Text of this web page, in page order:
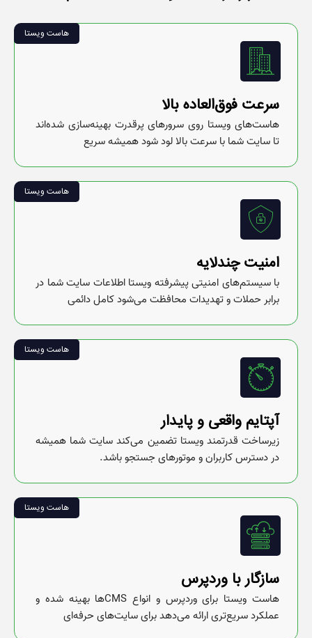
سرعت فوق‌العاده بالا
هاست‌های ویستا روی سرورهای پرقدرت بهینه‌سازی شده‌اند
تا سایت شما با سرعت بالا لود شود همیشه سریع
هاست ویستا
امنیت چندلایه
با سیستم‌های امنیتی پیشرفته ویستا اطلاعات سایت شما در
برابر حملات و تهدیدات محافظت می‌شود کامل دائمی
هاست ویستا
آپتایم واقعی و پایدار
زیرساخت قدرتمند ویستا تضمین می‌کند سایت شما همیشه
در دسترس کاربران و موتورهای جستجو باشد.
هاست ویستا
سازگار با وردپرس
هاست ویستا برای وردپرس و انواع CMSها بهینه شده و
عملکرد سریع‌تری ارائه می‌دهد برای سایت‌های حرفه‌ای
هاست ویستا